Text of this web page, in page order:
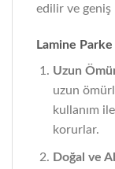
edilir ve geniş
Lamine
Uzun
uzun
kullanım
korurlar.
Doğal ve